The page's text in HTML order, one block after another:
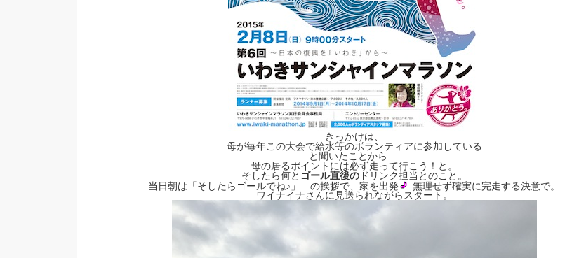
きっかけは、
母が毎年この大会で給水等のボランティアに参加している
と聞いたことから….
母の居るポイントには必ず走って行こう！と。
そしたら何と ゴール直後のドリンク担当とのこと。
当日朝は「そしたらゴールでね♪」…の挨拶で、家を出発
無理せず確実に完走する決意で。
ワイナイナさんに見送られながらスタート。